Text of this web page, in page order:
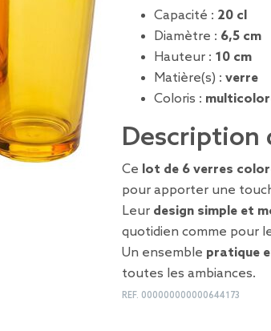
Capacité : 20 cl
Diamètre : 6,5 cm
Hauteur : 10 cm
Matière(s) : verre
Coloris :
Description
Ce lot de 6 verres
pour apporter une
Leur design simple et
quotidien comme pour
Un ensemble pratique
toutes les ambiances.
REF. 000000000000644173